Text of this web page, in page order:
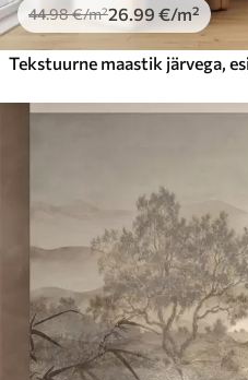
44.98€/m²26 .99 €/m²